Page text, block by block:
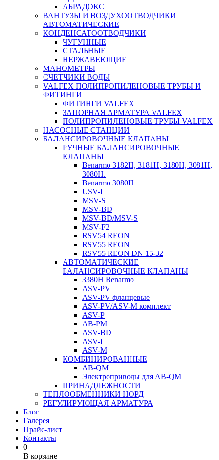
АБРАДОКС
ВАНТУЗЫ И ВОЗДУХООТВОДЧИКИ
АВТОМАТИЧЕСКИЕ
КОНДЕНСАТООТВОДЧИКИ
ЧУГУННЫЕ
СТАЛЬНЫЕ
НЕРЖАВЕЮЩИЕ
МАНОМЕТРЫ
СЧЕТЧИКИ ВОДЫ
VALFEX ПОЛИПРОПИЛЕНОВЫЕ ТРУБЫ И
ФИТИНГИ
ФИТИНГИ VALFEX
ЗАПОРНАЯ АРМАТУРА VALFEX
ПОЛИПРОПИЛЕНОВЫЕ ТРУБЫ VALFEX
НАСОСНЫЕ СТАНЦИИ
БАЛАНСИРОВОЧНЫЕ КЛАПАНЫ
РУЧНЫЕ БАЛАНСИРОВОЧНЫЕ
КЛАПАНЫ
Benarmo 3182H, 3181Н, 3180Н, 3081Н,
3080Н.
Benarmo 3080H
USV-I
MSV-S
MSV-BD
MSV-BD/MSV-S
MSV-F2
RSV54 REON
RSV55 REON
RSV55 REON DN 15-32
АВТОМАТИЧЕСКИЕ
БАЛАНСИРОВОЧНЫЕ КЛАПАНЫ
3380H Benarmo
ASV-PV
ASV-PV фланцевые
ASV-PV/ASV-M комплект
ASV-P
AB-PM
ASV-BD
ASV-I
ASV-M
КОМБИНИРОВАННЫЕ
AB-QM
Электроприводы для AB-QM
ПРИНАДЛЕЖНОСТИ
ТЕПЛООБМЕННИКИ НОРД
РЕГУЛИРУЮЩАЯ АРМАТУРА
Блог
Галерея
Прайс-лист
Контакты
0
В корзине